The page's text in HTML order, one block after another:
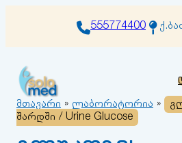
555774400
მთავარი » ლაბორატორია »
შარდში / Urine Glucose